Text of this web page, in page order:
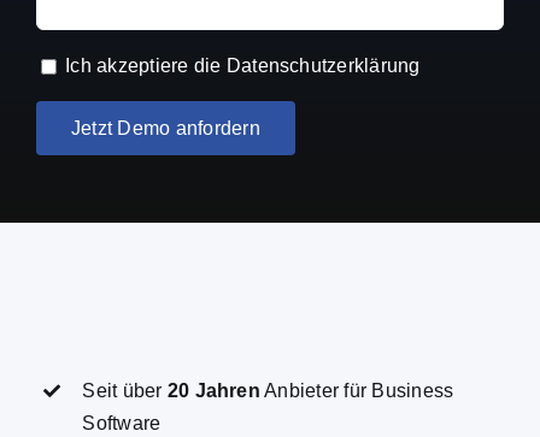
Ich akzeptiere die Datenschutzerklärung
Seit über 20 Jahren Anbieter für Business
Software